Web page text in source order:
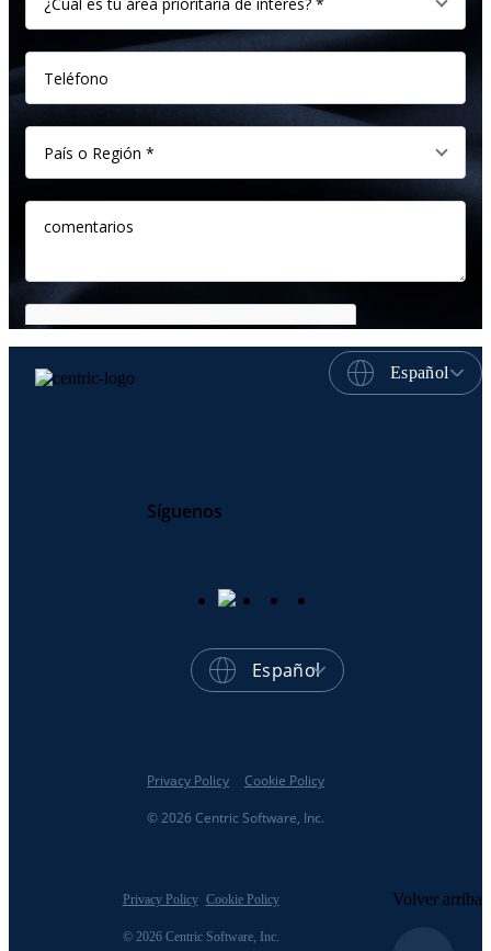
Español
Síguenos
Español
© 2026 Centric Software, Inc.
Privacy Policy Cookie Policy
© 2026 Centric Software, Inc.
Privacy Policy Cookie Policy Volver arriba